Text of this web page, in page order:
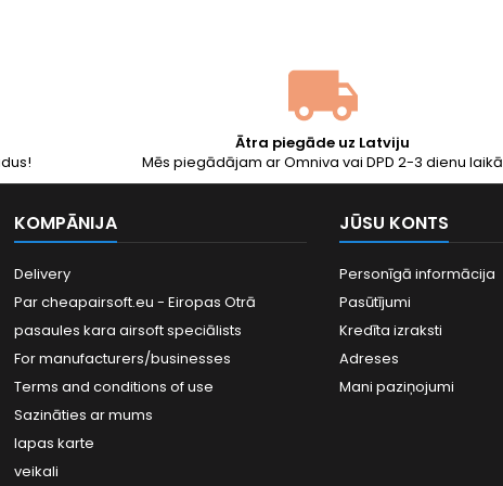
Ātra piegāde uz Latviju
Mēs piegādājam ar Omniva vai DPD 2-3 dienu laikā
KOMPĀNIJA
Delivery
Par cheapairsoft.eu - Eiropas Otrā
pasaules kara airsoft speciālists
For manufacturers/businesses
Terms and conditions of use
Sazināties ar mums
lapas karte
veikali
JŪSU KONTS
Personīgā informācija
Pasūtījumi
Kredīta izraksti
Adreses
Mani paziņojumi